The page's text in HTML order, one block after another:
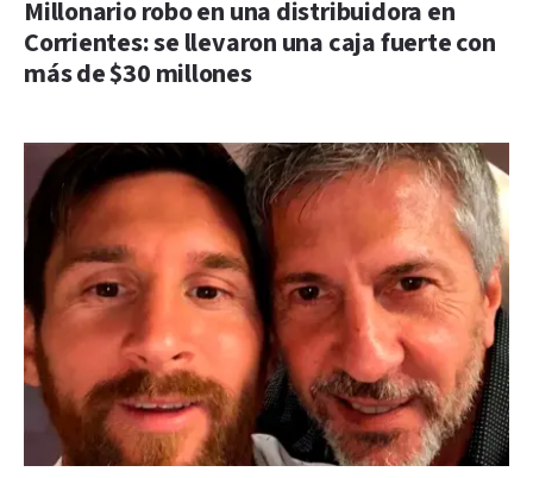
Millonario robo en una distribuidora en
Corrientes: se llevaron una caja fuerte con
más de $30 millones